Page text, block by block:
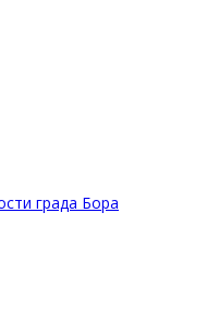
града Бора